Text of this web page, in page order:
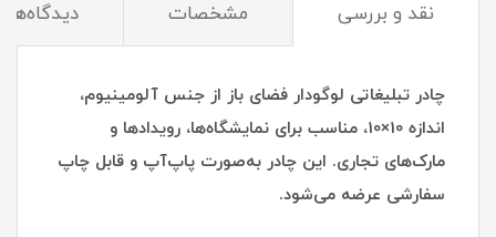
نقد و بررسی مشخصات دیدگاه‌ها
چادر تبلیغاتی لوگودار فضای باز از جنس آلومینیوم،
اندازه 10×10، مناسب برای نمایشگاه‌ها، رویدادها و
مارک‌های تجاری. این چادر به‌صورت پاپ‌آپ و قابل چاپ
سفارشی عرضه می‌شود.